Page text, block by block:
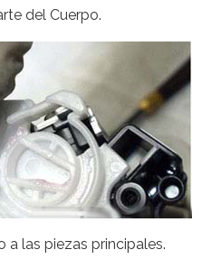
del Cuerpo.
a las piezas principales.